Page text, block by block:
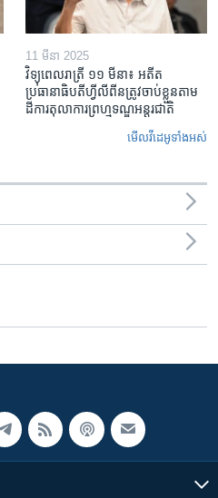
11 មីនា 2025
វិទ្យុពេលរាត្រី ១១ មីនា៖ អតីត​
ប្រធានាធិបតីហ្វីលីពីន​ត្រូវ​ចាប់ខ្លួនតាម
ដីការ​តុលាការ​ព្រហ្មទណ្ឌ​អន្តរជាតិ
មើល​វីដេអូ​ទាំង​អស់